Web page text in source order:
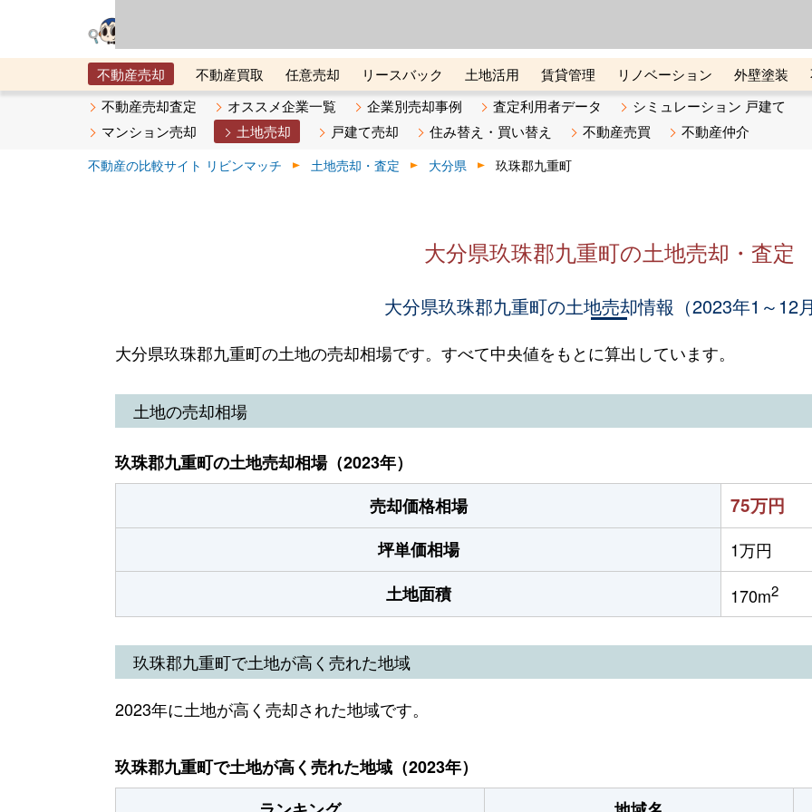
不動産売却 不動産買取 任意売却 リースバック 土地活用 賃貸管理 リノベーション 外壁塗装
メタ住宅展示場
ベスト不動産カンパニー オンライン講座 リビンマガジンBiz 不動産売却ご相談デスク
不動産売却査定 オススメ企業一覧 企業別売却事例 査定利用者データ
シミュレーション 戸建て
マンション売却
土地売却 戸建て売却 住み替え・買い替え 不動産売買 不動産仲介
不動産の比較サイト リビンマッチ 土地売却・査定 大分県 玖珠郡九重町
大分県玖珠郡九重町の土地売却・査定
大分県玖珠郡九重町の土地売却情報（2023年1～12
大分県玖珠郡九重町の土地の売却相場です。すべて中央値をもとに算出しています。
土地の売却相場
玖珠郡九重町の土地売却相場（2023年）
売却価格相場
75万円
坪単価相場
1万円
土地面積
170m2
玖珠郡九重町で土地が高く売れた地域
2023年に土地が高く売却された地域です。
玖珠郡九重町で土地が高く売れた地域（2023年）